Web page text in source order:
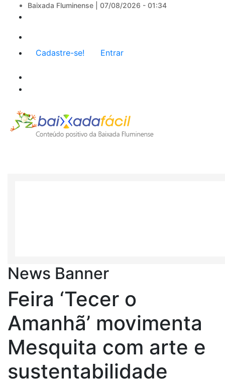
Baixada Fluminense | 07/08/2026 - 01:34
Menu
de
usuário
Cadastre-se! Entrar
News Banner
Feira ‘Tecer o
Amanhã’ movimenta
Mesquita com arte e
sustentabilidade